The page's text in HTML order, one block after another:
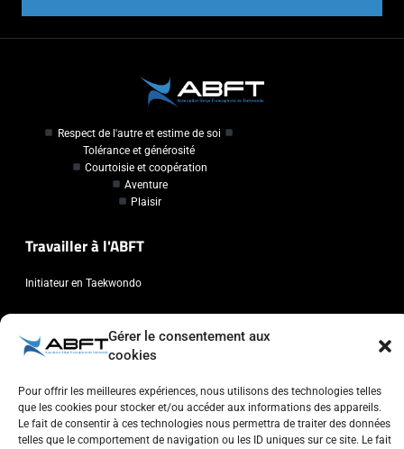
Gérer le consentement aux
cookies
Pour offrir les meilleures expériences, nous utilisons des technologies telles
que les cookies pour stocker et/ou accéder aux informations des appareils.
Le fait de consentir à ces technologies nous permettra de traiter des données
telles que le comportement de navigation ou les ID uniques sur ce site. Le fait
Respect de l'autre et estime de soi
Tolérance et générosité
Courtoisie et coopération
Aventure
Plaisir
Travailler à l'ABFT
Initiateur en Taekwondo
Association Belge Francophone de Taekwondo
Chaussée de Wavre, 2057 - 1160 Auderghem
info@abft.be
+32 (0)2 347 34 77